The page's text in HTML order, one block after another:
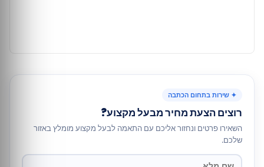
✦ שירות בתחום הכתבה
רוצים הצעת מחיר מבעל מקצוע?
השאירו פרטים ונחזור אליכם עם התאמה לבעל מקצוע מומלץ באזור
שלכם.